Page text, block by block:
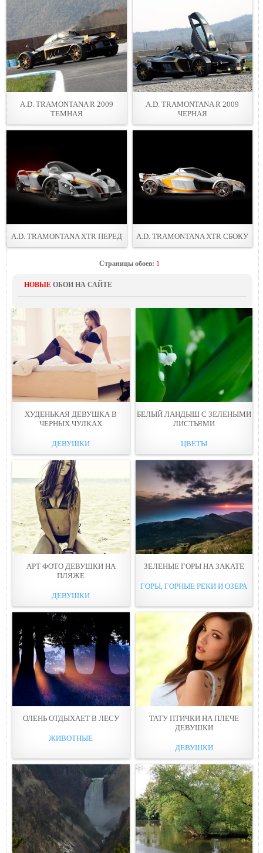
A.D. TRAMONTANA R 2009
ТЕМНАЯ
A.D. TRAMONTANA R 2009
ЧЕРНАЯ
A.D. TRAMONTANA XTR ПЕРЕД A.D. TRAMONTANA XTR СБОКУ
Страницы обоев: 1
НОВЫЕ ОБОИ НА САЙТЕ
ХУДЕНЬКАЯ ДЕВУШКА В
ЧЕРНЫХ ЧУЛКАХ
ДЕВУШКИ
БЕЛЫЙ ЛАНДЫШ С ЗЕЛЕНЫМИ
ЛИСТЬЯМИ
ЦВЕТЫ
АРТ ФОТО ДЕВУШКИ НА
ПЛЯЖЕ
ДЕВУШКИ
ЗЕЛЕНЫЕ ГОРЫ НА ЗАКАТЕ
ГОРЫ, ГОРНЫЕ РЕКИ И ОЗЕРА
ОЛЕНЬ ОТДЫХАЕТ В ЛЕСУ
ЖИВОТНЫЕ
ТАТУ ПТИЧКИ НА ПЛЕЧЕ
ДЕВУШКИ
ДЕВУШКИ